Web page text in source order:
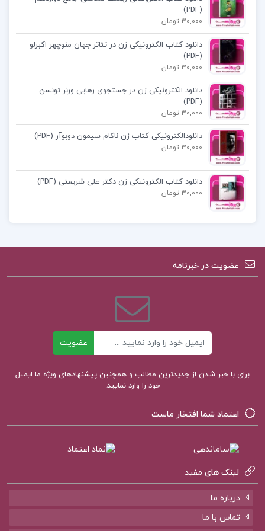
فصل اول: واژگان و املا
فصل دوم: مفاهیم و تناسب های معنایی
فصل سوم: آرایه های ادبی و قالب های شعری
دانلود پی دی اف کتاب ادبیات جامع رضا اسماعیلی
پی دی اف کتاب ادبیات جامع رضا اسماعیلی
دانلود کتاب ادبیات جامع رضا اسماعیلی PDF
کتاب ادبیات جامع رضا اسماعیلیPDF
کتاب پیشنهادی پروژه کده
کتاب الکترونیکی تاریخ امامت اصغر منتظر القائم
کتاب الکترونیکی راهنمای مبانی و روشهای
عمومی حسابداری
کتاب الکترونیکی زیست شناسی سلولی،مولکولی
(PDF)
30,000 تومان
دانلود کتاب الکترونیکی زن در تئاتر جهان منوچهر اکبرلو
(PDF)
30,000 تومان
دانلود الکترونیکی زن در جستجوی رهایی ورنر تونسن
(PDF)
30,000 تومان
دانلودالکترونیکی کتاب زن ناکام سیمون دوبوآر (PDF)
30,000 تومان
دانلود کتاب الکترونیکی زن دکتر علی شریعتی (PDF)
30,000 تومان
عضویت در خبرنامه
عضویت
برای با خبر شدن از جدیدترین مطالب و همچنین پیشنهادهای ویژه ما ایمیل
خود را وارد نمایید.
اعتماد شما افتخار ماست
لینک های مفید
درباره ما
تماس با ما